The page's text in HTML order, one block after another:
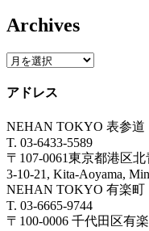
Archives
アドレス
NEHAN TOKYO 表参道
T. 03-6433-5589
〒107-0061東京都港区北
3-10-21, Kita-Aoyama,
NEHAN TOKYO 有楽町
T. 03-6665-9744
〒100-0006 千代田区有